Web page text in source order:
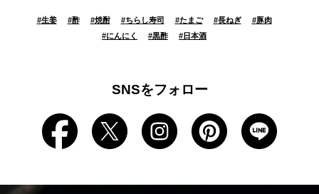
#生姜 #酢 #焼酎 #ちらし寿司 #たまご #長ねぎ #豚肉
#にんにく #黒酢 # 日本酒
SNSをフォロー